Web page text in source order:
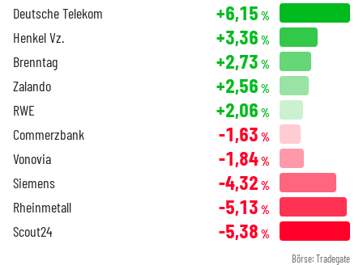
Deutsche Telekom +6,15 %
Henkel Vz. +3,36 %
Brenntag +2,73 %
Zalando +2,56 %
RWE +2,06 %
Commerzbank -1,63 %
Vonovia -1,84%
Siemens -4,32 %
Rheinmetall -5,13 %
Scout24 -5,38 %
Börse: Tradegate